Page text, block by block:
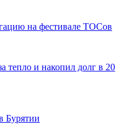
на фестивале ТОСов
тепло и накопил долг в 20
Бурятии